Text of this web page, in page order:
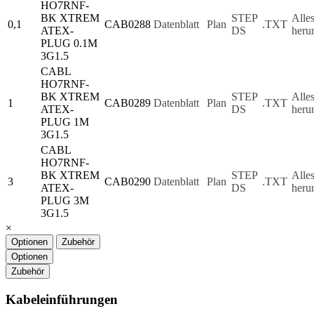
0,1
HO7RNF-
BK XTREM
ATEX-
PLUG 0.1M
3G1.5
CAB0288 Datenblatt Plan
STEP
DS
.TXT
Alles
1
CABL
HO7RNF-
BK XTREM
ATEX-
PLUG 1M
3G1.5
CAB0289 Datenblatt Plan
STEP
DS
.TXT
Alles
3
CABL
HO7RNF-
BK XTREM
ATEX-
PLUG 3M
3G1.5
CAB0290 Datenblatt Plan
STEP
DS
.TXT
Alles
×
Optionen
Zubehör
Optionen
Zubehör
Kabeleinführungen